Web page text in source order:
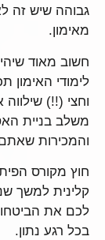
גבוהה שיש זה
מאימון.
חשוב מאוד
לימודי האימון
וחצי (!!)
משלב בניית
והמכירות
חוץ מקורס
קלינית למשך
לכם את
בכל רגע נתון.